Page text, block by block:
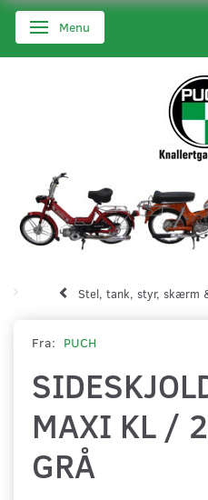
Skifte navigation
Menu
Stel, tank, styr, skærm
Fra: PUCH
MAXI KL /
GRÅ